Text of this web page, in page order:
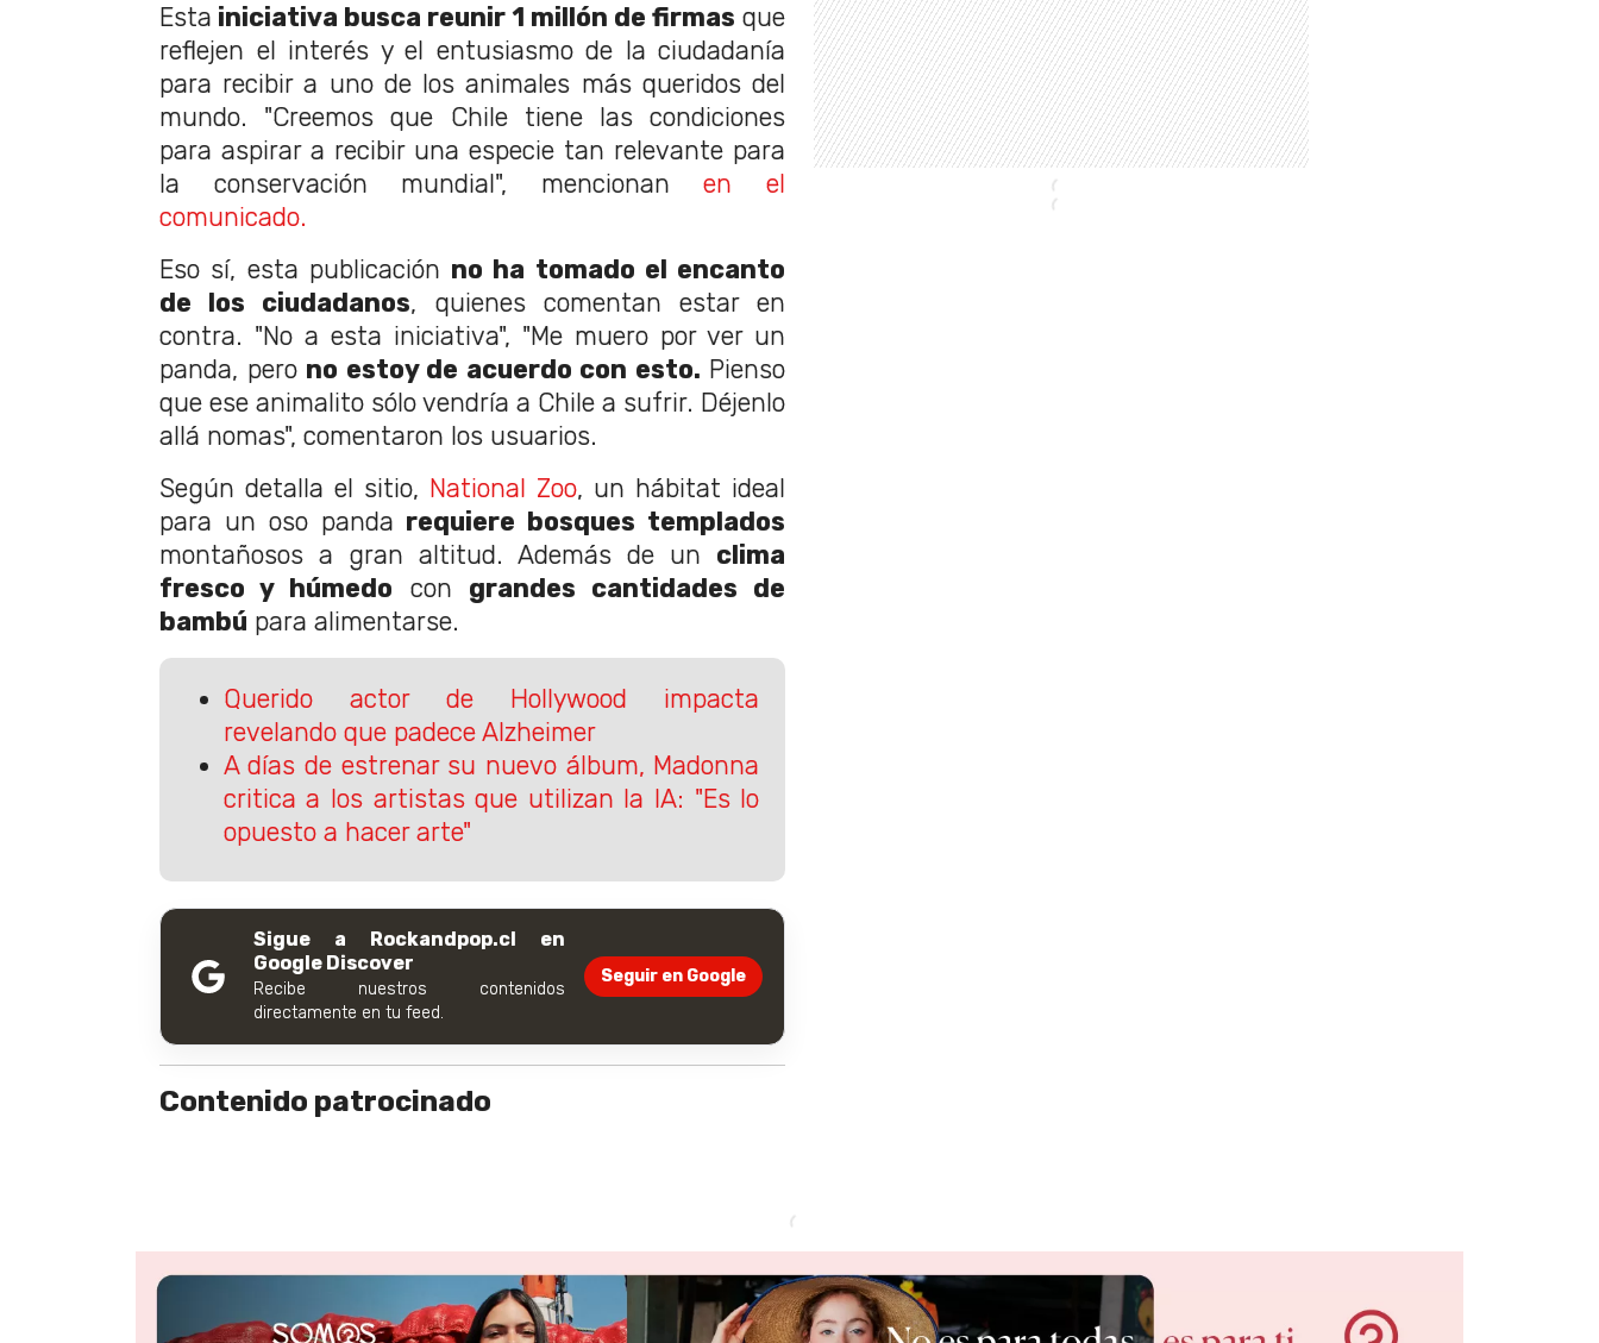
Esta iniciativa busca reunir 1 millón de firmas que
reflejen el interés y el entusiasmo de la ciudadanía
para recibir a uno de los animales más queridos del
mundo. "Creemos que Chile tiene las condiciones
para aspirar a recibir una especie tan relevante para
la conservación mundial", mencionanen el
comunicado.
Eso sí, esta publicación no ha tomado el encanto
de los ciudadanos, quienes comentan estar en
contra. "No a esta iniciativa", "Me muero por ver un
panda, pero no estoy de acuerdo con esto. Pienso
que ese animalito sólo vendría a Chile a sufrir. Déjenlo
allá nomas", comentaron los usuarios.
Según detalla el sitio, National Zoo, un hábitat ideal
para un oso panda requiere bosques templados
montañosos a gran altitud. Además de un clima
fresco y húmedo con grandes cantidades de
bambú para alimentarse.
Querido actor de Hollywood impacta
revelando que padece Alzheimer
A días de estrenar su nuevo álbum, Madonna
critica a los artistas que utilizan la IA: "Es lo
opuesto a hacer arte"
Sigue a Rockandpop.cl en
Google Discover
Recibe nuestros contenidos
directamente en tu feed.
Seguir en Google
Contenido patrocinado